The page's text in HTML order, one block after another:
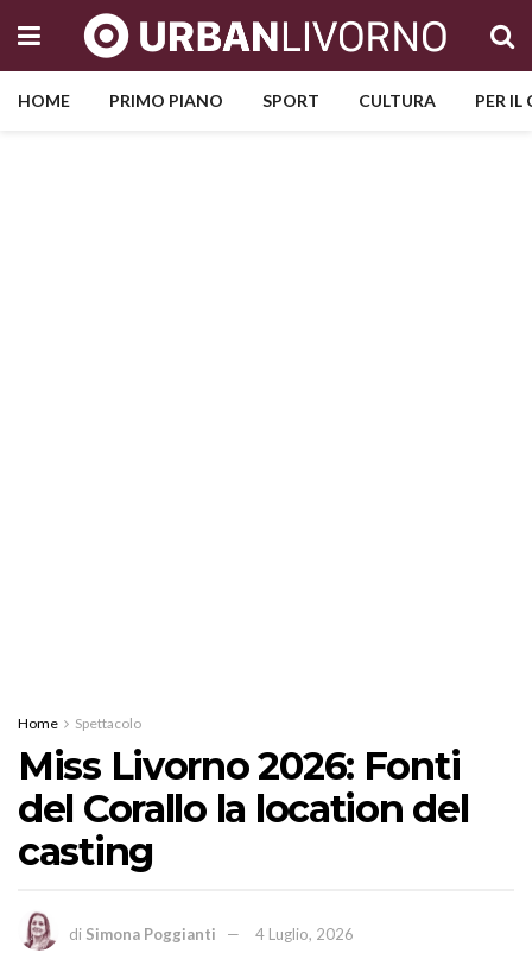
HOME PRIMO PIANO SPORT CULTURA PER
Home Spettacolo
Miss Livorno 2026: Fonti
del Corallo la location del
casting
di Simona Poggianti 4 Luglio, 2026